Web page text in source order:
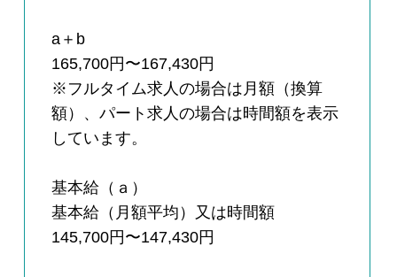
a＋b
165,700円〜167,430円
※フルタイム求人の場合は月額（換算
額）、パート求人の場合は時間額を表示
しています。
基本給（ａ）
基本給（月額平均）又は時間額
145,700円〜147,430円